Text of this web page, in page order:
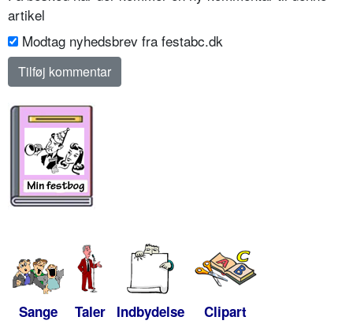
artikel
Modtag nyhedsbrev fra festabc.dk
Sange Taler Indbydelse Clipart